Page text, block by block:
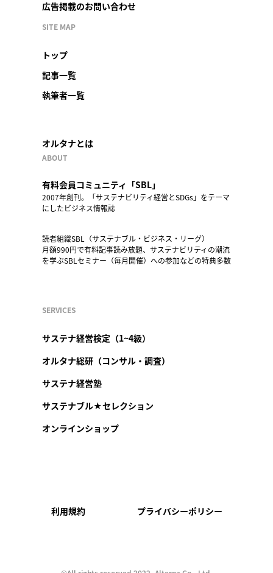
広告掲載のお問い合わせ
SITE MAP
トップ
記事一覧
執筆者一覧
オルタナとは
ABOUT
有料会員コミュニティ「SBL」
2007年創刊。「サステナビリティ経営とSDGs」をテーマ
にしたビジネス情報誌
読者組織SBL（サステナブル・ビジネス・リーグ）
月額990円で有料記事読み放題、サステナビリティの潮流
を学ぶSBLセミナー（毎月開催）への参加などの特典多数
SERVICES
サステナ経営検定（1~4級）
オルタナ総研（コンサル・調査）
サステナ経営塾
サステナブル★セレクション
オンラインショップ
利用規約 プライバシーポリシー